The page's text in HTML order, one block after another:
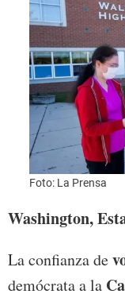
Foto: La Prensa
Washington,
La confianza de
demócrata a la